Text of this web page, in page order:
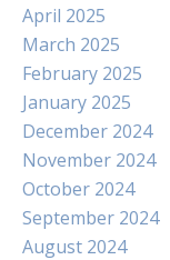
April 2025
March 2025
February 2025
January 2025
December 2024
November 2024
October 2024
September 2024
August 2024